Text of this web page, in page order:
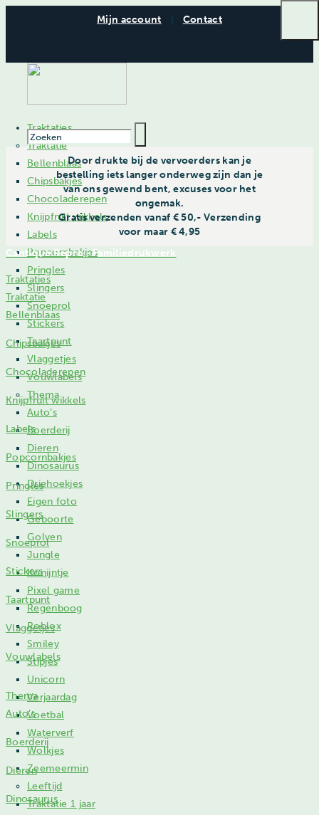
Mijn account Contact
Traktaties
Traktatie
Bellenblaas
Chipsbakjes
Chocoladerepen
Knijpfruit wikkels
Labels
Popcornbakjes
Pringles
Slingers
Snoeprol
Stickers
Taartpunt
Vlaggetjes
Vouwlabels
Thema
Auto’s
Boerderij
Dieren
Dinosaurus
Driehoekjes
Eigen foto
Geboorte
Golven
Jungle
Konijntje
Pixel game
Regenboog
Roblox
Smiley
Stipjes
Unicorn
Verjaardag
Voetbal
Waterverf
Wolkjes
Zeemeermin
Leeftijd
Traktatie 1 jaar
Door drukte bij de vervoerders kan je
bestelling iets langer onderweg zijn dan je
van ons gewend bent, excuses voor het
ongemak.
Gratis verzenden vanaf € 50,- Verzending
voor maar € 4,95
Cantique Repro - Familiedrukwerk
Traktaties
Traktatie
Bellenblaas
Chipsbakjes
Chocoladerepen
Knijpfruit wikkels
Labels
Popcornbakjes
Pringles
Slingers
Snoeprol
Stickers
Taartpunt
Vlaggetjes
Vouwlabels
Thema
Auto’s
Boerderij
Dieren
Dinosaurus